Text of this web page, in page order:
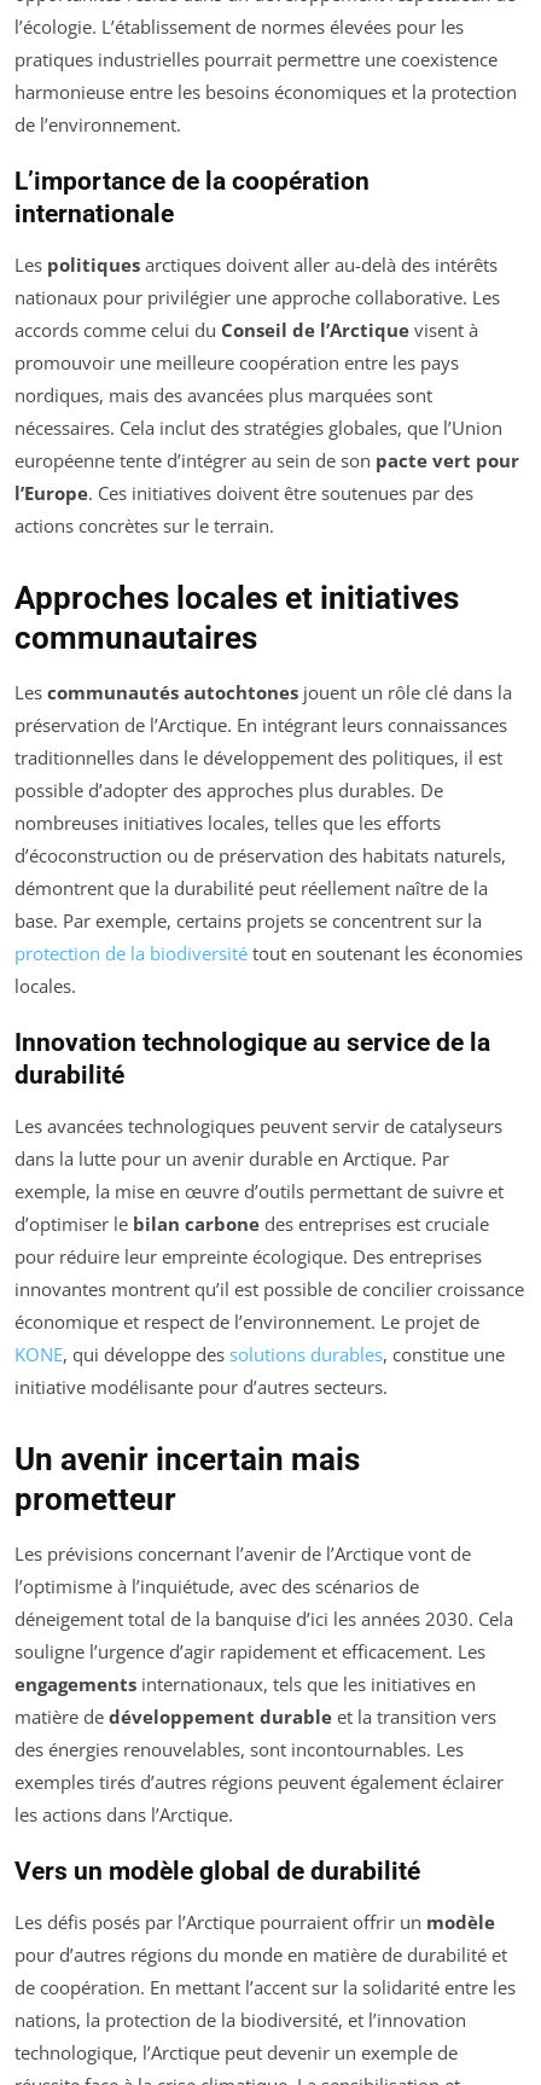
l’écologie. L’établissement de normes élevées pour les
pratiques industrielles pourrait permettre une coexistence
harmonieuse entre les besoins économiques et la protection
de l’environnement.
L’importance de la coopération
internationale
Les politiques arctiques doivent aller au-delà des intérêts
nationaux pour privilégier une approche collaborative. Les
accords comme celui du Conseil de l’Arctique visent à
promouvoir une meilleure coopération entre les pays
nordiques, mais des avancées plus marquées sont
nécessaires. Cela inclut des stratégies globales, que l’Union
européenne tente d’intégrer au sein de son pacte vert pour
l’Europe. Ces initiatives doivent être soutenues par des
actions concrètes sur le terrain.
Approches locales et initiatives
communautaires
Les communautés autochtones jouent un rôle clé dans la
préservation de l’Arctique. En intégrant leurs connaissances
traditionnelles dans le développement des politiques, il est
possible d’adopter des approches plus durables. De
nombreuses initiatives locales, telles que les efforts
d’écoconstruction ou de préservation des habitats naturels,
démontrent que la durabilité peut réellement naître de la
base. Par exemple, certains projets se concentrent sur la
protection de la biodiversité tout en soutenant les économies
locales.
Innovation technologique au service de la
durabilité
Les avancées technologiques peuvent servir de catalyseurs
dans la lutte pour un avenir durable en Arctique. Par
exemple, la mise en œuvre d’outils permettant de suivre et
d’optimiser le bilan carbone des entreprises est cruciale
pour réduire leur empreinte écologique. Des entreprises
innovantes montrent qu’il est possible de concilier croissance
économique et respect de l’environnement. Le projet de
KONE, qui développe des solutions durables, constitue une
initiative modélisante pour d’autres secteurs.
Un avenir incertain mais
prometteur
Les prévisions concernant l’avenir de l’Arctique vont de
l’optimisme à l’inquiétude, avec des scénarios de
déneigement total de la banquise d’ici les années 2030. Cela
souligne l’urgence d’agir rapidement et efficacement. Les
engagements internationaux, tels que les initiatives en
matière de développement durable et la transition vers
des énergies renouvelables, sont incontournables. Les
exemples tirés d’autres régions peuvent également éclairer
les actions dans l’Arctique.
Vers un modèle global de durabilité
Les défis posés par l’Arctique pourraient offrir un modèle
pour d’autres régions du monde en matière de durabilité et
de coopération. En mettant l’accent sur la solidarité entre les
nations, la protection de la biodiversité, et l’innovation
technologique, l’Arctique peut devenir un exemple de